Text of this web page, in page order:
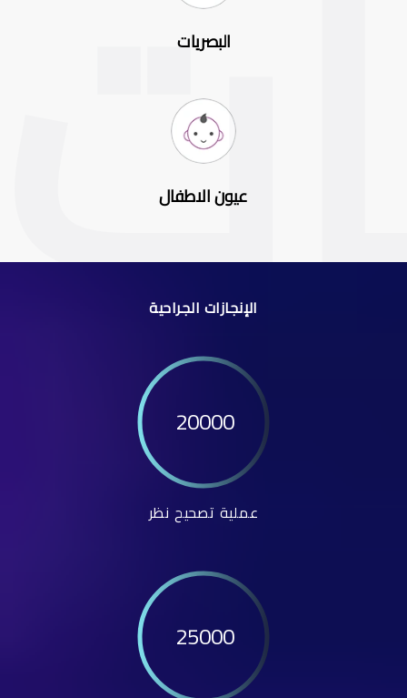
البصريات
عيون الاطفال
الإنجازات الجراحية
20000
عملية تصحيح نظر
25000